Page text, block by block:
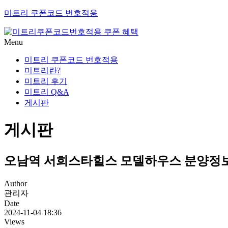
미트리 쿠폰코드 번호적용
Menu
미트리 쿠폰코드 번호적용
미트리란?
미트리 후기
미트리 Q&A
게시판
게시판
오남역 서희스타힐스 모델하우스 분양정
Author
관리자
Date
2024-11-04 18:36
Views